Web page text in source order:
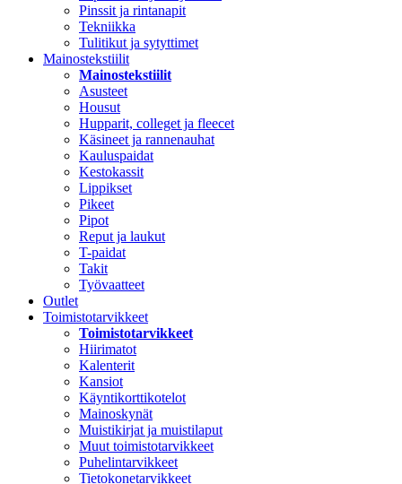
Pinssit ja rintanapit
Tekniikka
Tulitikut ja sytyttimet
Mainostekstiilit
Mainostekstiilit
Asusteet
Housut
Hupparit, colleget ja fleecet
Käsineet ja rannenauhat
Kauluspaidat
Kestokassit
Lippikset
Pikeet
Pipot
Reput ja laukut
T-paidat
Takit
Työvaatteet
Outlet
Toimistotarvikkeet
Toimistotarvikkeet
Hiirimatot
Kalenterit
Kansiot
Käyntikorttikotelot
Mainoskynät
Muistikirjat ja muistilaput
Muut toimistotarvikkeet
Puhelintarvikkeet
Tietokonetarvikkeet